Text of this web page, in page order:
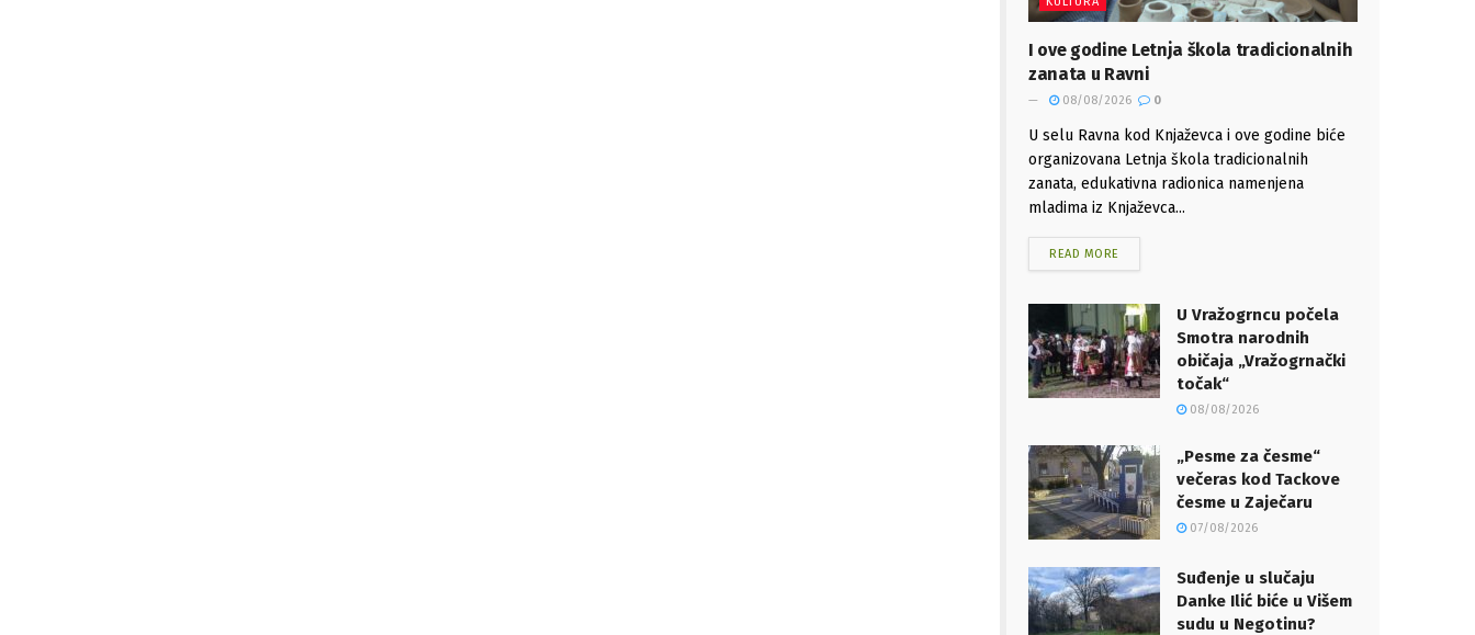
I ove godine Letnja škola tradicionalnih
zanata u Ravni
08/08/2026 0
U selu Ravna kod Knjaževca i ove godine biće
organizovana Letnja škola tradicionalnih
zanata, edukativna radionica namenjena
mladima iz Knjaževca...
READ MORE
U Vražogrncu počela
Smotra narodnih
običaja „Vražogrnački
točak“
08/08/2026
„Pesme za česme“
večeras kod Tackove
česme u Zaječaru
07/08/2026
Suđenje u slučaju
Danke Ilić biće u Višem
sudu u Negotinu?